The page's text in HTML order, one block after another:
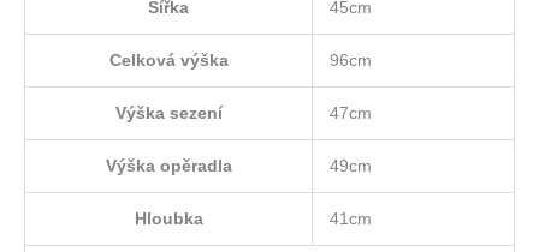
Šířka 45cm
Celková výška 96cm
Výška sezení 47cm
Výška opěradla 49cm
Hloubka 41cm